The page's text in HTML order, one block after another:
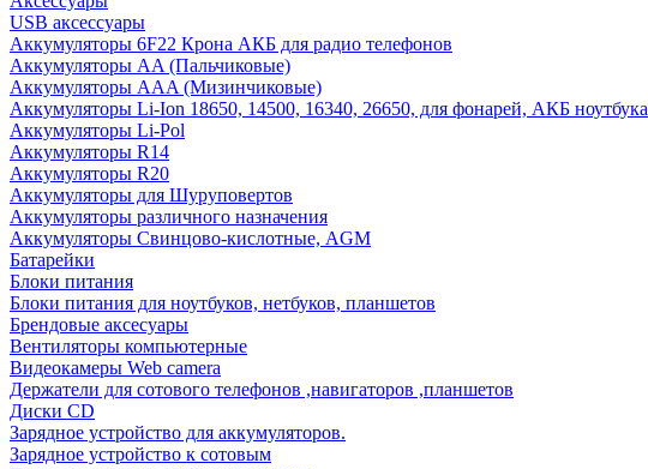
USB аксессуары
Аккумуляторы 6F22 Крона АКБ для радио телефонов
Аккумуляторы AA (Пальчиковые)
Аккумуляторы AAA (Мизинчиковые)
Аккумуляторы Li-Ion 18650, 14500, 16340, 26650, для фонарей, АКБ ноутбука
Аккумуляторы Li-Pol
Аккумуляторы R14
Аккумуляторы R20
Аккумуляторы для Шуруповертов
Аккумуляторы различного назначения
Аккумуляторы Свинцово-кислотные, AGM
Батарейки
Блоки питания
Блоки питания для ноутбуков, нетбуков, планшетов
Брендовые аксесуары
Вентиляторы компьютерные
Видеокамеры Web camera
Держатели для сотового телефонов ,навигаторов ,планшетов
Диски CD
Зарядное устройство для аккумуляторов.
Зарядное устройство к сотовым